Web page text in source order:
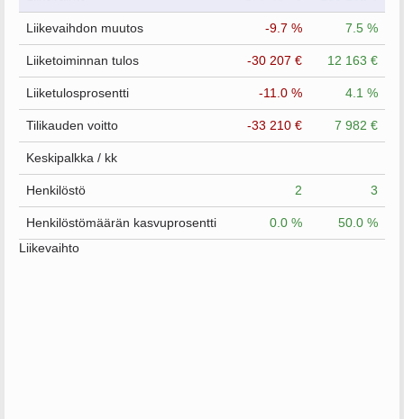
Liikevaihdon muutos -9.7 % 7.5 %
Liiketoiminnan tulos -30 207 € 12 163 €
Liiketulosprosentti -11.0 % 4.1 %
Tilikauden voitto -33 210 € 7 982 €
Keskipalkka / kk
Henkilöstö 2 3
Henkilöstömäärän kasvuprosentti 0.0 %
50.0 %
Liikevaihto